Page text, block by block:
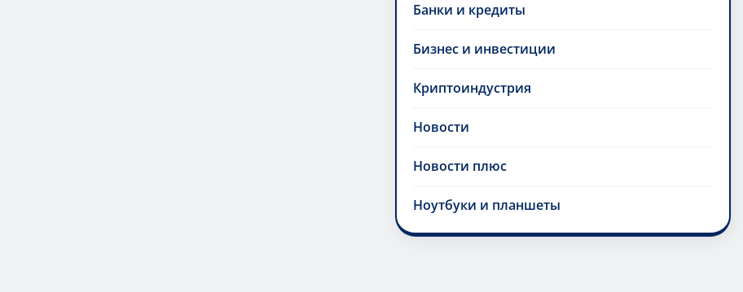
Банки и кредиты
Бизнес и инвестиции
Криптоиндустрия
Новости
Новости плюс
Ноутбуки и планшеты